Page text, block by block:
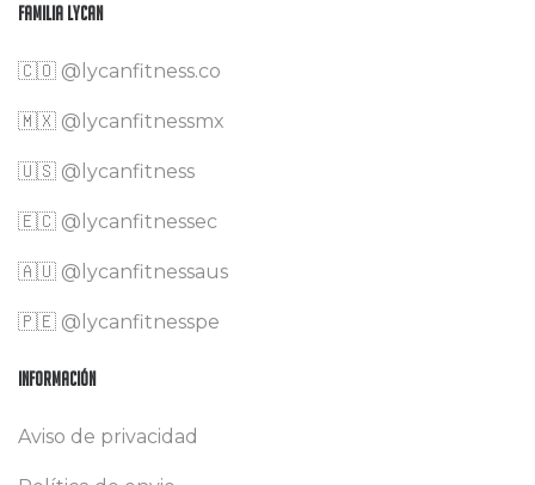
Familia Lycan
🇨🇴 @lycanfitness.co
🇲🇽 @lycanfitnessmx
🇺🇸 @lycanfitness
🇪🇨 @lycanfitnessec
🇦🇺 @lycanfitnessaus
🇵🇪 @lycanfitnesspe
Información
Aviso de privacidad